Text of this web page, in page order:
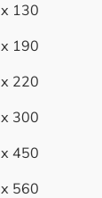
130
190
220
300
450
560